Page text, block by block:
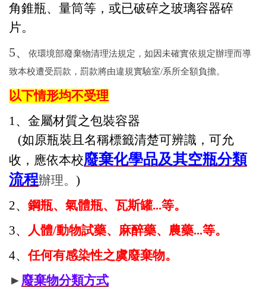
角錐瓶、量筒等，或已破碎之玻璃容器碎
片。
5、
依環境部廢棄物清理法規定，如因未確實依規定辦理而導
致本校遭受罰款，罰款將由違規實驗室/系所全額負擔。
以下情形均不受理
1、金屬材質之包裝容器
(如原瓶裝且名稱標籤清楚可辨識，可允
收， 應依本校廢棄化學品及其空瓶分類
流程辦理。 )
2、 鋼瓶、氣體瓶、瓦斯罐...等。
3、
人體/動物試藥、麻醉藥、農藥...等。
4、任何有感染性之虞廢棄物。
► 廢棄物分類方式